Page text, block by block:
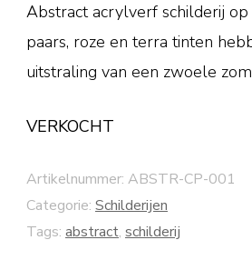
Abstract acrylverf schilderij op
paars, roze en terra tinten
uitstraling van een zwoele
VERKOCHT
Artikelnummer: ABSTR-CP-001
Categorie: Schilderijen
Tags: abstract, schilderij